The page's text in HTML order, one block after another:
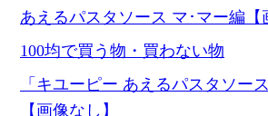
あえるパスタソース マ･マー編【
100均で買う物・買わない物
「キユーピー あえるパスタソー
【画像なし】